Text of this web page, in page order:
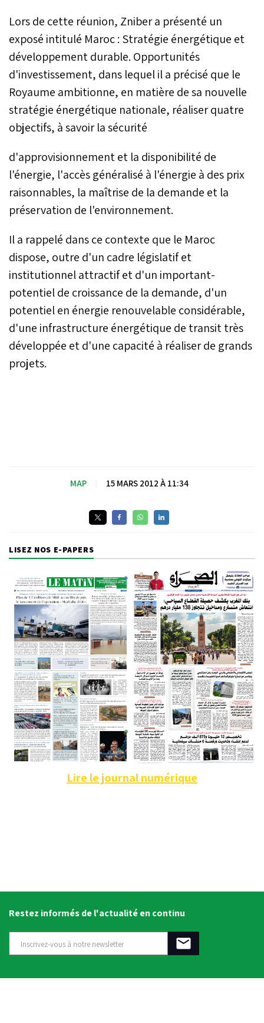
Lors de cette réunion, Zniber a présenté un
exposé intitulé Maroc : Stratégie énergétique et
développement durable. Opportunités
d'investissement, dans lequel il a précisé que le
Royaume ambitionne, en matière de sa nouvelle
stratégie énergétique nationale, réaliser quatre
objectifs, à savoir la sécurité
d'approvisionnement et la disponibilité de
l'énergie, l'accès généralisé à l'énergie à des prix
raisonnables, la maîtrise de la demande et la
préservation de l'environnement.
Il a rappelé dans ce contexte que le Maroc
dispose, outre d'un cadre législatif et
institutionnel attractif et d'un important-
potentiel de croissance de la demande, d'un
potentiel en énergie renouvelable considérable,
d'une infrastructure énergétique de transit très
développée et d'une capacité à réaliser de grands
projets.
MAP 15 MARS 2012 À 11:34
LISEZ NOS E-PAPERS
Lire le journal numérique
Restez informés de l'actualité en continu